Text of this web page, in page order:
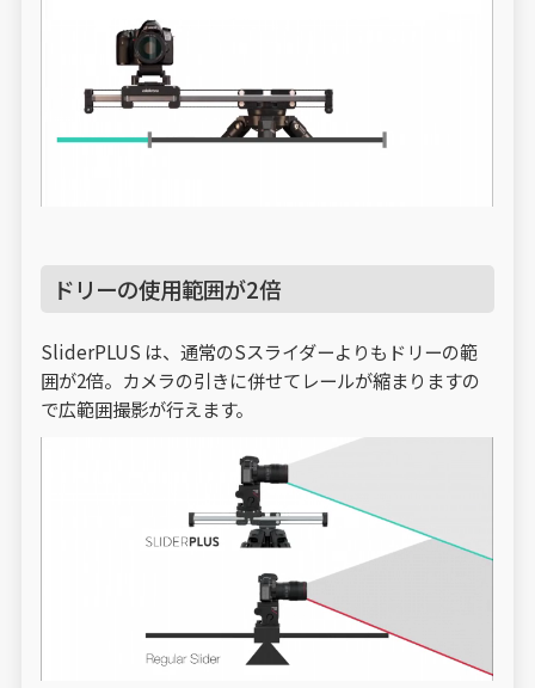
ドリーの使用範囲が2倍
SliderPLUS は、通常のSスライダーよりもドリーの範
囲が2倍。カメラの引きに併せてレールが縮まりますの
で広範囲撮影が行えます。